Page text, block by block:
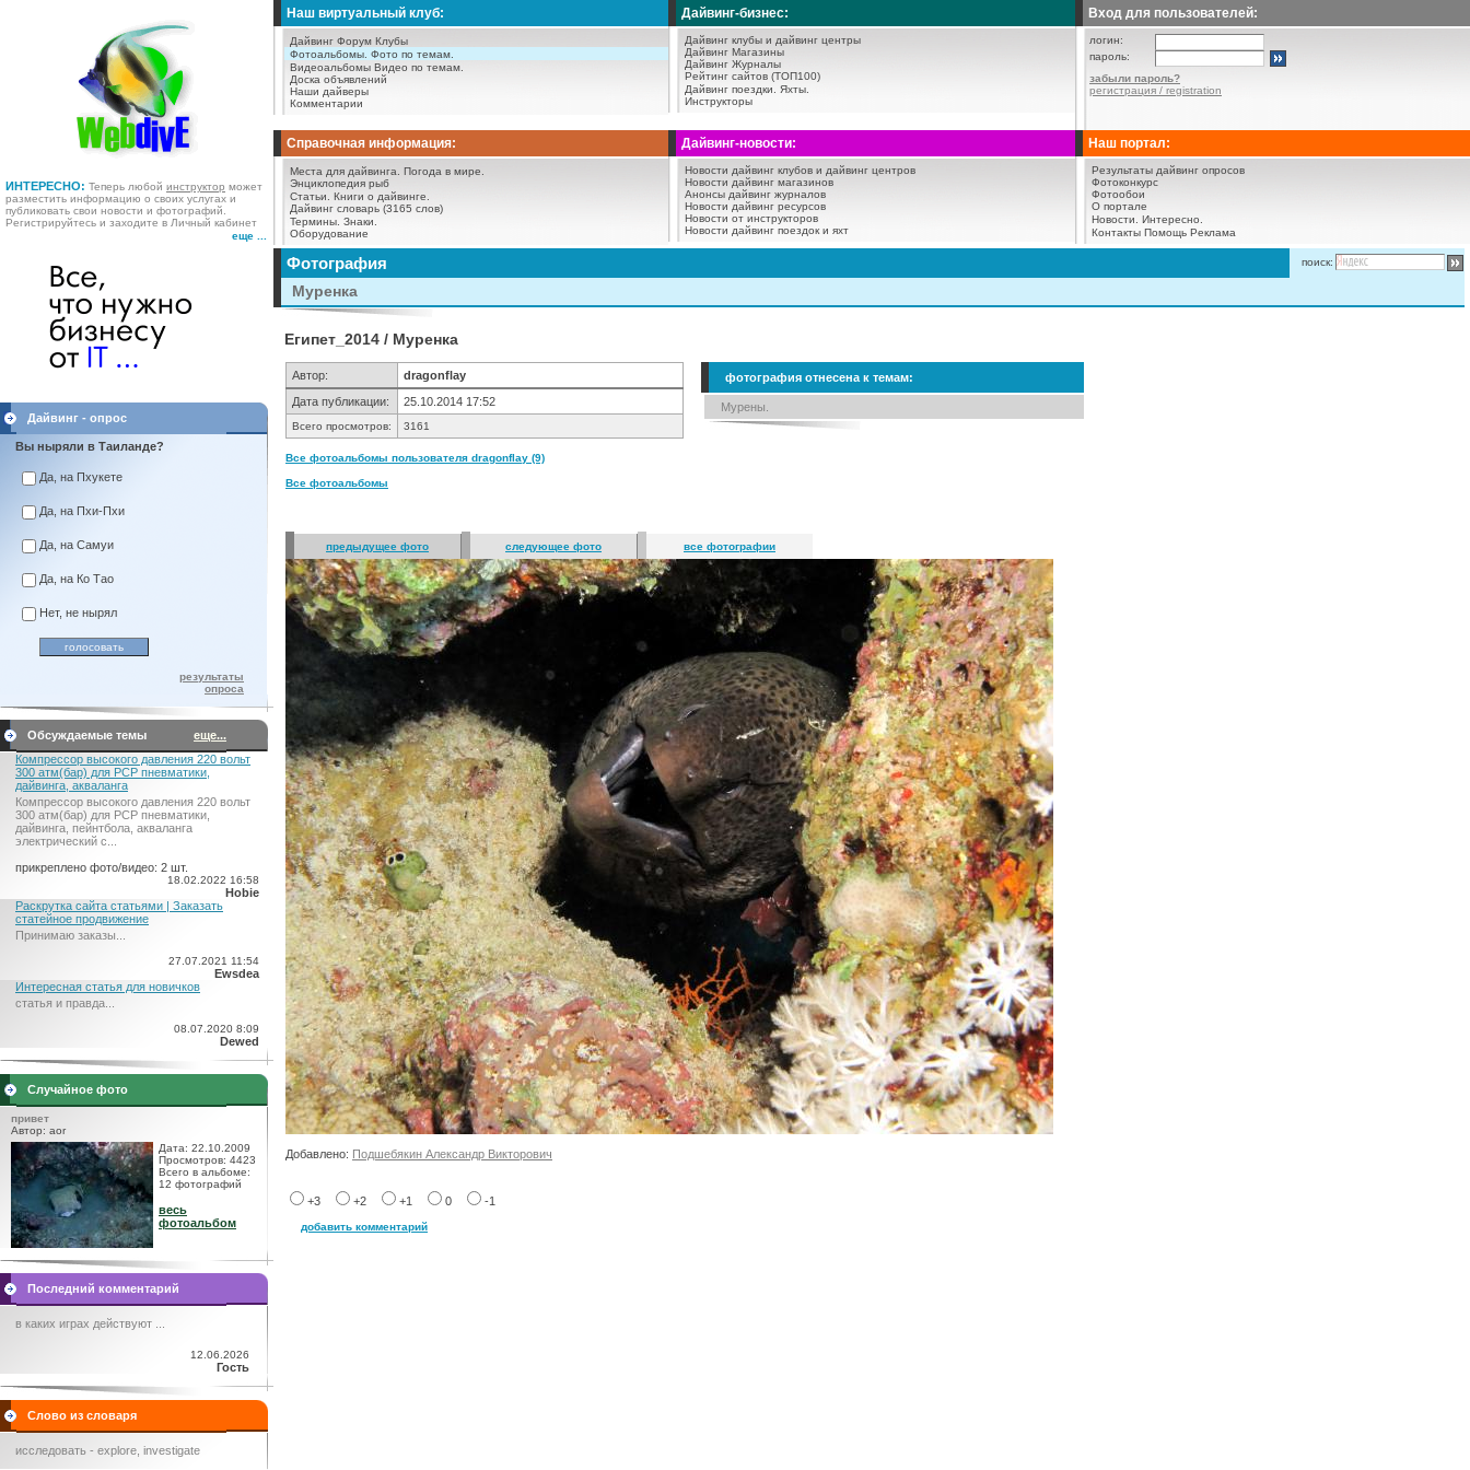
ИНТЕРЕСНО: Теперь любой инструктор может
разместить информацию о своих услугах и
публиковать свои новости и фотографий.
Регистрируйтесь и заходите в Личный кабинет
еще ...
Наш виртуальный клуб:
Дайвинг Форум Клубы
Фотоальбомы. Фото по темам.
Видеоальбомы Видео по темам.
Доска объявлений
Наши дайверы
Комментарии
Дайвинг-бизнес:
Дайвинг клубы и дайвинг центры
Дайвинг Магазины
Дайвинг Журналы
Рейтинг сайтов (ТОП100)
Дайвинг поездки.
Яхты.
Инструкторы
Вход для пользователей:
логин:
пароль:
забыли пароль?
регистрация / registration
Справочная информация:
Места для дайвинга.
Погода в мире.
Энциклопедия рыб
Статьи.
Книги о дайвинге.
Дайвинг словарь (3165 слов)
Термины. Знаки.
Оборудование
Дайвинг-новости:
Новости дайвинг клубов и дайвинг центров
Новости дайвинг магазинов
Анонсы дайвинг журналов
Новости дайвинг ресурсов
Новости от инструкторов
Новости дайвинг поездок и яхт
Наш портал:
Результаты дайвинг опросов
Фотоконкурс
Фотообои
О портале
Новости.
Интересно.
Контакты Помощь Реклама
Дайвинг - опрос
Вы ныряли в Таиланде?
Да, на Пхукете
Да, на Пхи-Пхи
Да, на Самуи
Да, на Ко Тао
Нет, не нырял
результаты
опроса
Обсуждаемые темы
еще...
Компрессор высокого давления 220 вольт
300 атм(бар) для PCP пневматики,
дайвинга, акваланга
Компрессор высокого давления 220 вольт
300 атм(бар) для PCP пневматики,
дайвинга, пейнтбола, акваланга
электрический c...
прикреплено фото/видео: 2 шт.
18.02.2022 16:58
Hobie
Раскрутка сайта статьями | Заказать
статейное продвижение
Принимаю заказы...
27.07.2021 11:54
Ewsdea
Интересная статья для новичков
статья и правда...
08.07.2020 8:09
Dewed
Случайное фото
привет
Автор: aor
Дата: 22.10.2009
Просмотров: 4423
Всего в альбоме:
12 фотографий
весь
фотоальбом
Последний комментарий
в каких играх действуют ...
12.06.2026
Гость
Слово из словаря
исследовать - explore, investigate
Фотография поиск:
Муренка
Египет_2014 / Муренка
Автор:
dragonflay
Дата публикации:
25.10.2014 17:52
Всего просмотров: 3161
Все фотоальбомы пользователя dragonflay (9)
Все фотоальбомы
фотография отнесена к темам:
Мурены.
предыдущее фото следующее фото все фотографии
Добавлено: Подшебякин Александр Викторович
+3 +2 +1 0 -1
добавить комментарий